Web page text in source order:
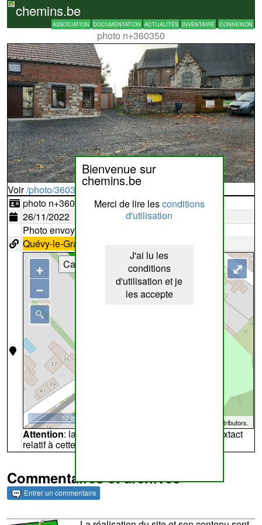
chemins.be
ASSOCIATION DOCUMENTATION ACTUALITÉS INVENTAIRE CONNEXION
photo n+360350
Bienvenue sur
chemins.be
Merci de lire lesconditions
d'utilisation
J'ai lu les
conditions
d'utilisation et je
les accepte
Voir/photo/360350?typ=d
photo n+360350
26/11/2022
Photo envoyée par
Quévy-le-Grand
contributors.
50 m
+
−
⤢
Cartes
Attention: la carte peut ne pas refléter l'endroit extact
relatif à cette archive
Commentaires et archives
Entrer un commentaire